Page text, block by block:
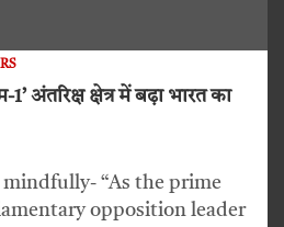
अंतरिक्ष क्षेत्र में बढ़ा भारत का
“As the prime
opposition leader